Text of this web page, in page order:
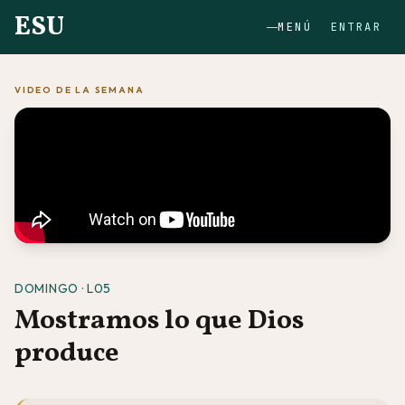
ESU MENÚ ENTRAR
VIDEO DE LA SEMANA
DOMINGO · L05
Mostramos lo que Dios
produce